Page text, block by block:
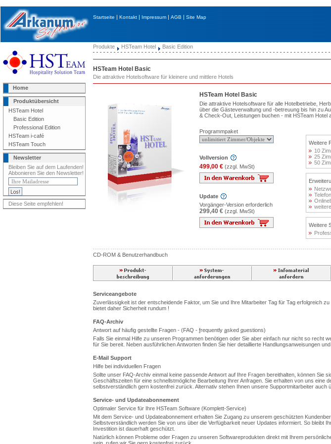
Startseite|Kontakt|Impressum|AGB|Site Map
Home
Produktübersicht
HSTeam Hotel
Basic Edition
Professional Edition
HSTeam i-café
HSTeam Touch
Newsletter
Bleiben Sie auf dem Laufenden!
Abbonieren Sie den Newsletter!
Diese Seite empfehlen!
Produkte HSTeam Hotel Basic Edition
HSTeam Hotel Basic
Die attraktive Hotelsoftware für kleinere und mittlere Hotels
HSTeam Hotel Basic
Die attraktive Hotelsoftware für alle Hotelbetriebe,
über die Gästeverwaltung und -betreuung bis hin zu
& Check-Out, Leistungen buchen - mit HSTeam Hotel
Programmpaket
Vollversion
499,00 € (zzgl. MwSt)
Update
Vorgänger-Version erforderlich
299,40 € (zzgl. MwSt)
Weitere
10
25
50
Weitere
CD-ROM & Benutzerhandbuch
Serviceangebote
Zuverlässigkeit ist der entscheidende Faktor, um Sie und Ihre Mitarbeiter Tag für Tag erfolgreich
bietet daher Sicherheit rundum !
FAQ-Archiv
Antwort auf häufig gestellte Fragen - (FAQ - frequently asked questions)
Falls Sie einmal Hilfe zu unseren Programmen benötigen oder Sie aber einfach nur nicht so recht
für Sie bereit. Neben ausführlichen Antworten finden Sie hier detaillierte Handlungsanweisungen
E-Mail Support
Hilfe bei individuellen Fragen
Sollte unser FAQ-Archiv einmal keine passende Antwort auf Ihre Fragen bereithalten, können Sie
Geschäftszeiten für eine schnellstmögliche Bearbeitung Ihrer Anfragen. Sie erhalten von uns eine
selbstverständlich gern kostenfrei zurück. Alternativ stehen Ihnen unsere Supportmitarbeiter auch
Service- und Updateabonnement
Optimaler Service für Ihre HSTeam Software (Komplett-Service)
Mit dem Service- und Updateabonnement erhalten Sie Zugang zu unserem geschützten
Selbstverständlich werden Sie von uns über die Verfügbarkeit neuer Updates informiert. So bleibt
Investition ist dauerhaft geschützt.
Natürlich können Probleme oder Fragen zu unseren Softwareprodukten direkt mit Ihrem
sein, rufen wir Sie gern kostenfrei zurück.